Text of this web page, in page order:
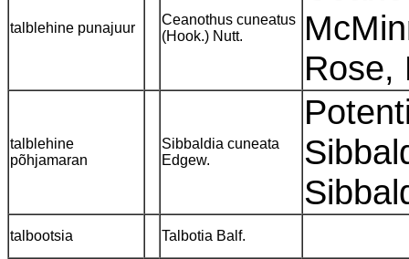
talblehine punajuur
Ceanothus cuneatus
(Hook.) Nutt.
Rose,
talblehine
põhjamaran
Sibbaldia cuneata
Edgew.
talbootsia Talbotia Balf.